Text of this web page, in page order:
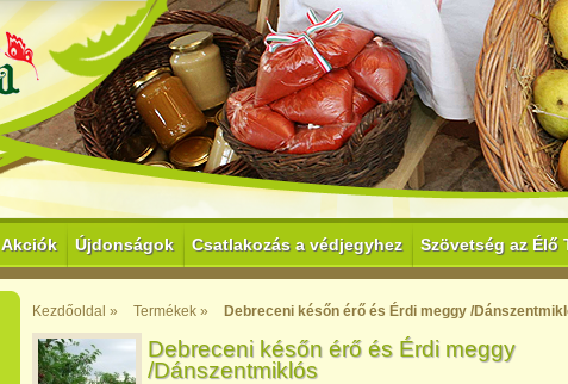
Akciók Újdonságok Csatlakozás a védjegyhez Szövetség az Élő
Kezdőoldal » Termékek » Debreceni későn érő és Érdi meggy /
Debreceni későn érő és Érdi meggy
/Dánszentmiklós